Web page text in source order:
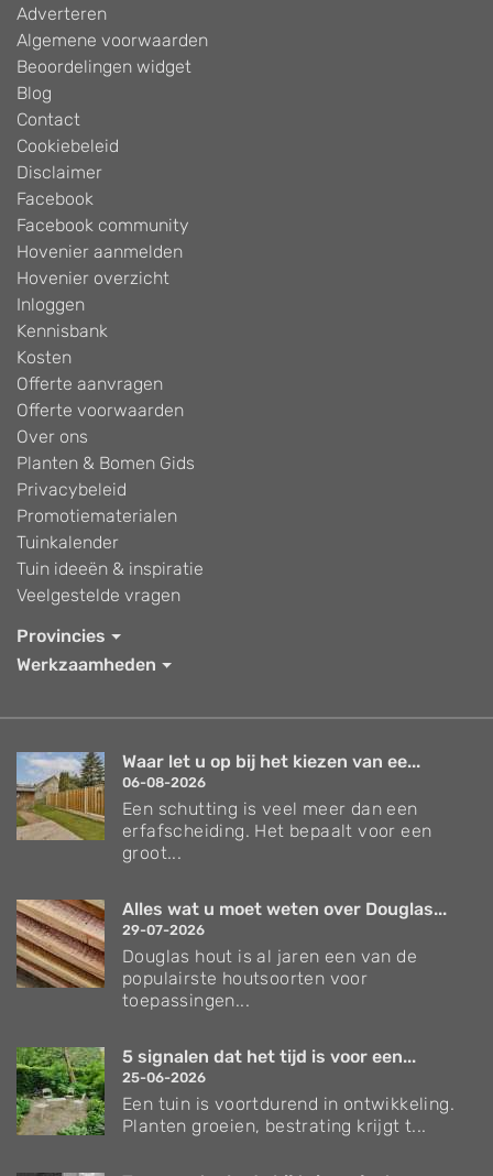
Adverteren
Algemene voorwaarden
Beoordelingen widget
Blog
Contact
Cookiebeleid
Disclaimer
Facebook
Facebook community
Hovenier aanmelden
Hovenier overzicht
Inloggen
Kennisbank
Kosten
Offerte aanvragen
Offerte voorwaarden
Over ons
Planten & Bomen Gids
Privacybeleid
Promotiematerialen
Tuinkalender
Tuin ideeën & inspiratie
Veelgestelde vragen
Provincies
Werkzaamheden
Waar let u op bij het kiezen van ee...
06-08-2026
Een schutting is veel meer dan een
erfafscheiding. Het bepaalt voor een
groot...
Alles wat u moet weten over Douglas...
29-07-2026
Douglas hout is al jaren een van de
populairste houtsoorten voor
toepassingen...
5 signalen dat het tijd is voor een...
25-06-2026
Een tuin is voortdurend in ontwikkeling.
Planten groeien, bestrating krijgt t...